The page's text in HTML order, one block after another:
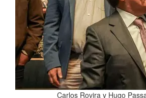
Carlos Rovira y Hugo